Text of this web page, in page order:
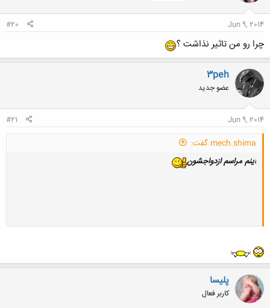
Jun 9, 2014
#20
چرا رو من تاثیر نذاشت ؟
3peh
عضو جدید
Jun 9, 2014
#21
mech.shima گفت:
اینم مراسم ازدواجشون
پلیسا
کاربر فعال